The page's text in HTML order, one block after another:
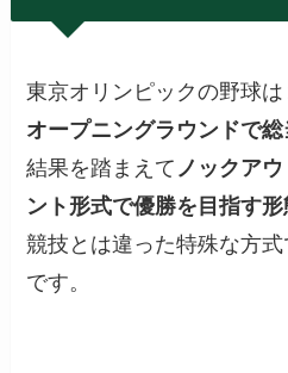
東京オリンピックの野球
オープニングラウンドで総
結果を踏まえて ノックア
ント形式で優勝を目指す形
競技とは違った特殊な方
です。